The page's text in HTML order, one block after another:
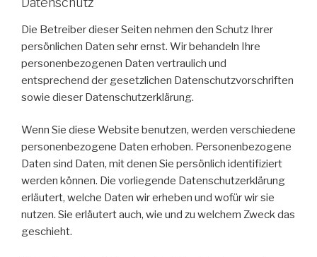
Die Betreiber dieser Seiten nehmen den Schutz Ihrer
persönlichen Daten sehr ernst. Wir behandeln Ihre
personenbezogenen Daten vertraulich und
entsprechend der gesetzlichen Datenschutzvorschriften
sowie dieser Datenschutzerklärung.
Wenn Sie diese Website benutzen, werden verschiedene
personenbezogene Daten erhoben. Personenbezogene
Daten sind Daten, mit denen Sie persönlich identifiziert
werden können. Die vorliegende Datenschutzerklärung
erläutert, welche Daten wir erheben und wofür wir sie
nutzen. Sie erläutert auch, wie und zu welchem Zweck das
geschieht.